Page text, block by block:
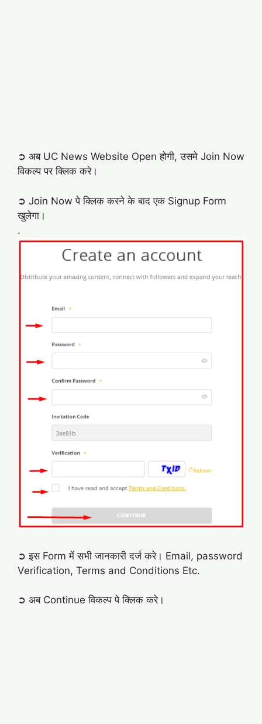
➲ अब UC News Website Open होगी, उसमे Join Now
विकल्प पर क्लिक करे।
➲ Join Now पे क्लिक करने के बाद एक Signup Form
खुलेगा।
.
➲ इस Form में सभी जानकारी दर्ज करे। Email, password
Verification, Terms and Conditions Etc.
➲ अब Continue विकल्प पे क्लिक करे।